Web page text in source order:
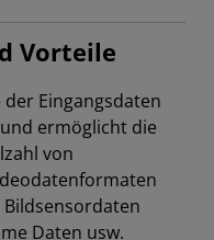
Vorteile
Eingangsdaten
ermöglicht die
von
Daten usw.